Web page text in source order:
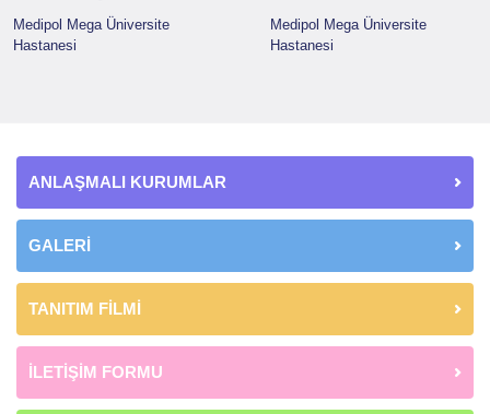
Medipol Mega Üniversite
Hastanesi
Medipol Mega Üniversite
Hastanesi
ANLAŞMALI KURUMLAR
GALERİ
TANITIM FİLMİ
İLETİŞİM FORMU